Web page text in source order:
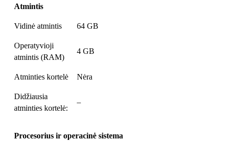
Atmintis
Vidinė atmintis 64 GB
Operatyvioji
atmintis (RAM)
4 GB
Atminties kortelė Nėra
Didžiausia
atminties kortelė:
–
Procesorius ir operacinė sistema